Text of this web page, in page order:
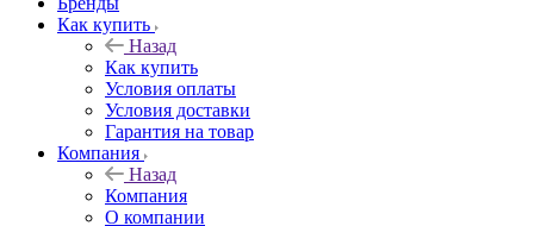
Как купить
Назад
Как купить
Условия оплаты
Условия доставки
Гарантия на товар
Компания
Назад
Компания
О компании